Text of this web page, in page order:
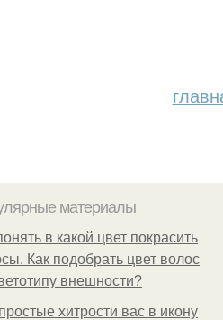
материалы
в какой цвет покрасить
Как подобрать цвет волос
внешности?
хитрости вас в икону